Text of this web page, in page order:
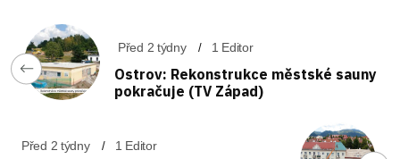
Před 2 týdny 1 Editor
Ostrov: Rekonstrukce městské sauny
pokračuje (TV Západ)
Před 2 týdny 1 Editor